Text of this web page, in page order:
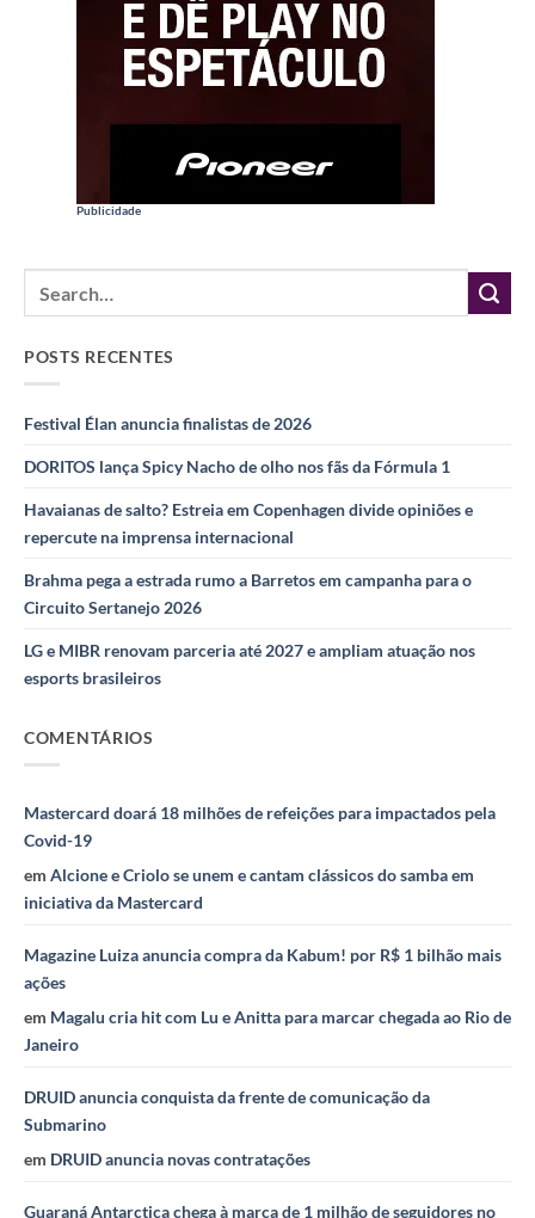
Publicidade
POSTS RECENTES
Festival Élan anuncia finalistas de 2026
DORITOS lança Spicy Nacho de olho nos fãs da Fórmula 1
Havaianas de salto? Estreia em Copenhagen divide opiniões e
repercute na imprensa internacional
Brahma pega a estrada rumo a Barretos em campanha para o
Circuito Sertanejo 2026
LG e MIBR renovam parceria até 2027 e ampliam atuação nos
esports brasileiros
COMENTÁRIOS
Mastercard doará 18 milhões de refeições para impactados pela
Covid-19
em Alcione e Criolo se unem e cantam clássicos do samba em
iniciativa da Mastercard
Magazine Luiza anuncia compra da Kabum! por R$ 1 bilhão mais
ações
em Magalu cria hit com Lu e Anitta para marcar chegada ao Rio de
Janeiro
DRUID anuncia conquista da frente de comunicação da
Submarino
em DRUID anuncia novas contratações
Guaraná Antarctica chega à marca de 1 milhão de seguidores no